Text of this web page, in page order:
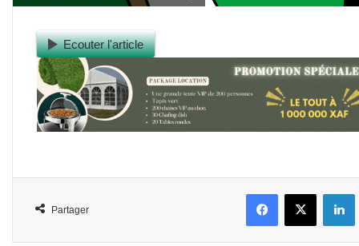
Ecouter l'article
Partager
FacebookX